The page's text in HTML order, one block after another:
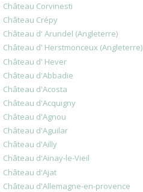
Château Corvinesti
Château Crépy
Château d' Arundel (Angleterre)
Château d' Herstmonceux (Angleterre)
Château d' Hever
Château d'Abbadie
Château d'Acosta
Château d'Acquigny
Château d'Agnou
Château d'Aguilar
Château d'Ailly
Château d'Ainay-le-Vieil
Château d'Ajat
Château d'Allemagne-en-provence